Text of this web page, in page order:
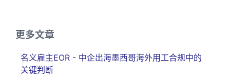
更多文章
名义雇主EOR - 中企出海墨西哥海外用工合规中的
关键判断